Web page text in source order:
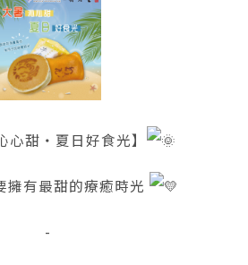
心甜・夏日好食光】
擁有最甜的療癒時光
-